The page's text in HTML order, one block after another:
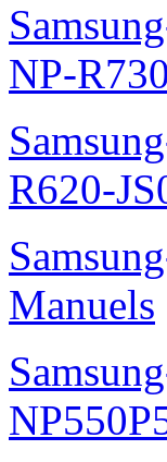
NP-
R620-
Manuels